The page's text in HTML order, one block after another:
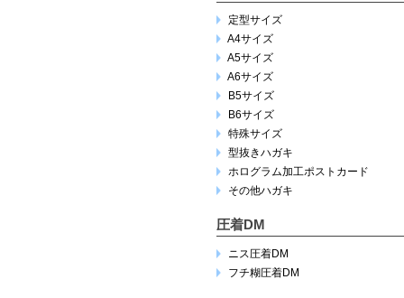
定型サイズ
A4サイズ
A5サイズ
A6サイズ
B5サイズ
B6サイズ
特殊サイズ
型抜きハガキ
ホログラム加工ポストカード
その他ハガキ
圧着DM
ニス圧着DM
フチ糊圧着DM